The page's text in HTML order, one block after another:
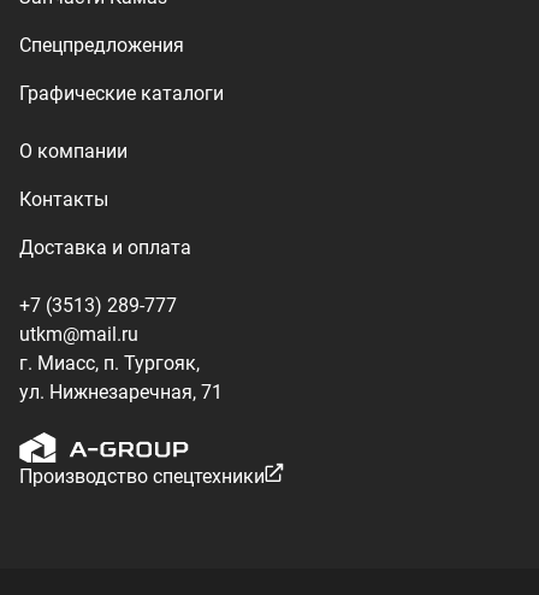
ул. Нижнезаречная, 71
Производство спецтехники
ООО «УралТехКом», 2026
Разработка — ALGUS